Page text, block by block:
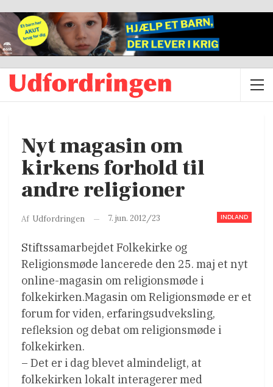
Nyt magasin om
kirkens forhold til
andre religioner
INDLAND
Af Udfordringen 7. jun. 2012/23
Stiftssamarbejdet Folkekirke og
Religionsmøde lancerede den 25. maj et nyt
online-magasin om religionsmøde i
folkekirken.Magasin om Religionsmøde er et
forum for viden, erfaringsudveksling,
refleksion og debat om religionsmøde i
folkekirken.
– Det er i dag blevet almindeligt, at
folkekirken lokalt interagerer med